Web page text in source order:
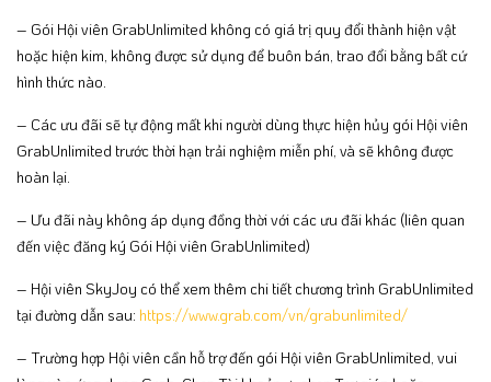
– Gói Hội viên GrabUnlimited không có giá trị quy đổi thành hiện vật
hoặc hiện kim, không được sử dụng để buôn bán, trao đổi bằng bất cứ
hình thức nào.
– Các ưu đãi sẽ tự động mất khi người dùng thực hiện hủy gói Hội viên
GrabUnlimited trước thời hạn trải nghiệm miễn phí, và sẽ không được
hoàn lại.
– Ưu đãi này không áp dụng đồng thời với các ưu đãi khác (liên quan
đến việc đăng ký Gói Hội viên GrabUnlimited)
– Hội viên SkyJoy có thể xem thêm chi tiết chương trình GrabUnlimited
tại đường dẫn sau: https://www.grab.com/vn/grabunlimited/
– Trường hợp Hội viên cần hỗ trợ đến gói Hội viên GrabUnlimited, vui